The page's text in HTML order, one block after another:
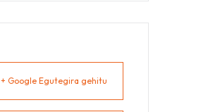
+ Google Egutegira gehitu